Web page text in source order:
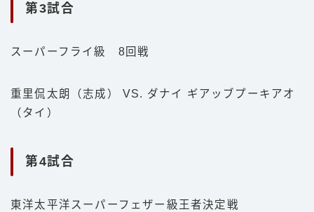
第3試合
スーパーフライ級 8回戦
重里侃太朗（志成） VS. ダナイ ギアッブプーキアオ
（タイ）
第4試合
東洋太平洋スーパーフェザー級王者決定戦